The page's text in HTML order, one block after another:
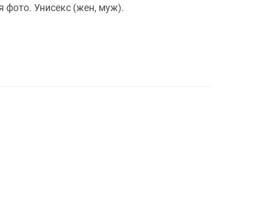
фото. Унисекс (жен, муж).